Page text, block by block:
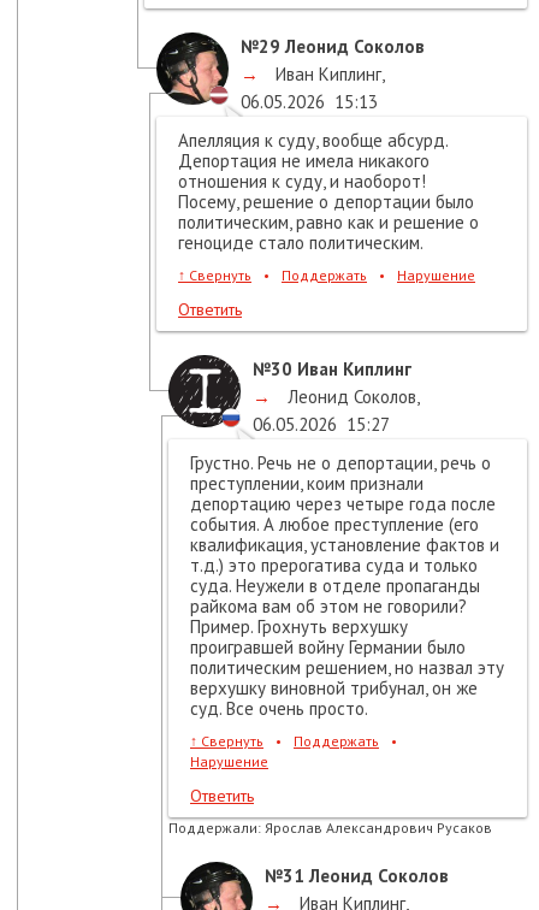
№29 Леонид Соколов
→
Иван Киплинг,
06.05.2026 15:13
Апелляция к суду, вообще абсурд.
Депортация не имела никакого
отношения к суду, и наоборот!
Посему, решение о депортации было
политическим, равно как и решение о
геноциде стало политическим.
↑ Свернуть • Поддержать • Нарушение
Ответить
№30 Иван Киплинг
→
Леонид Соколов,
06.05.2026 15:27
Грустно. Речь не о депортации, речь о
преступлении, коим признали
депортацию через четыре года после
события. А любое преступление (его
квалификация, установление фактов и
т.д.) это прерогатива суда и только
суда. Неужели в отделе пропаганды
райкома вам об этом не говорили?
Пример. Грохнуть верхушку
проигравшей войну Германии было
политическим решением, но назвал эту
верхушку виновной трибунал, он же
суд. Все очень просто.
↑ Свернуть • Поддержать
•
Нарушение
Ответить
Поддержали: Ярослав Александрович Русаков
№31 Леонид Соколов
→
Иван Киплинг,